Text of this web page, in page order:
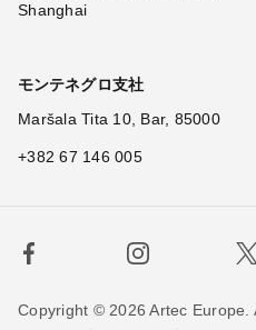
Shanghai
モンテネグロ支社
Maršala Tita 10, Bar, 85000
+382 67 146 005
Copyright © 2026 Artec Europe.